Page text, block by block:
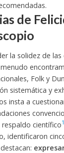
de
la solidez de
Folk y
sistemática y
insta a
científico1
identificaron